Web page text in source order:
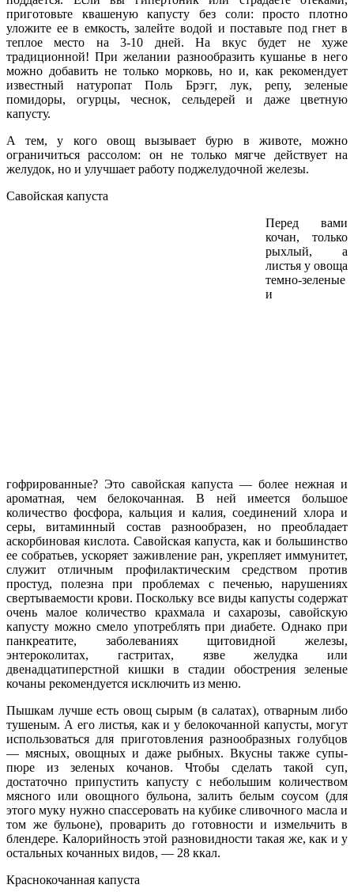
приготовьте квашеную капусту без соли: просто плотно
уложите ее в емкость, залейте водой и поставьте под гнет в
теплое место на 3-10 дней. На вкус будет не хуже
традиционной! При желании разнообразить кушанье в него
можно добавить не только морковь, но и, как рекомендует
известный натуропат Поль Брэгг, лук, репу, зеленые
помидоры, огурцы, чеснок, сельдерей и даже цветную
капусту.
А тем, у кого овощ вызывает бурю в животе, можно
ограничиться рассолом: он не только мягче действует на
желудок, но и улучшает работу поджелудочной железы.
Савойская капуста
Перед вами
кочан, только
рыхлый, а
листья у овоща
темно-зеленые
и
гофрированные? Это савойская капуста — более нежная и
ароматная, чем белокочанная. В ней имеется большое
количество фосфора, кальция и калия, соединений хлора и
серы, витаминный состав разнообразен, но преобладает
аскорбиновая кислота. Савойская капуста, как и большинство
ее собратьев, ускоряет заживление ран, укрепляет иммунитет,
служит отличным профилактическим средством против
простуд, полезна при проблемах с печенью, нарушениях
свертываемости крови. Поскольку все виды капусты содержат
очень малое количество крахмала и сахарозы, савойскую
капусту можно смело употреблять при диабете. Однако при
панкреатите, заболеваниях щитовидной железы,
энтероколитах, гастритах, язве желудка или
двенадцатиперстной кишки в стадии обострения зеленые
кочаны рекомендуется исключить из меню.
Пышкам лучше есть овощ сырым (в салатах), отварным либо
тушеным. А его листья, как и у белокочанной капусты, могут
использоваться для приготовления разнообразных голубцов
— мясных, овощных и даже рыбных. Вкусны также супы-
пюре из зеленых кочанов. Чтобы сделать такой суп,
достаточно припустить капусту с небольшим количеством
мясного или овощного бульона, залить белым соусом (для
этого муку нужно спассеровать на кубике сливочного масла и
том же бульоне), проварить до готовности и измельчить в
блендере. Калорийность этой разновидности такая же, как и у
остальных кочанных видов, — 28 ккал.
Краснокочанная капуста